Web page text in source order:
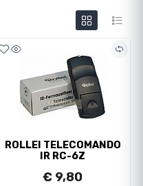
ROLLEI TELECOMANDO
IR RC-6Z
€ 9,80